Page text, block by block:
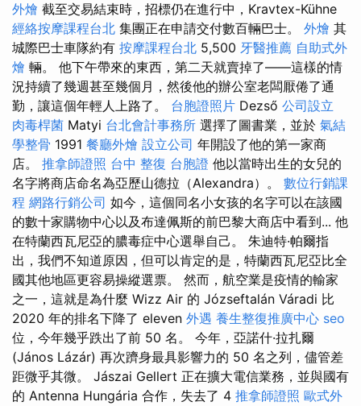
外燴 截至交易結束時，招標仍在進行中，Kravtex-Kühne
經絡按摩課程台北 集團正在申請交付數百輛巴士。 外燴 其
城際巴士車隊約有 按摩課程台北 5,500 牙醫推薦 自助式外
燴 輛。 他下午帶來的東西，第二天就賣掉了——這樣的情
況持續了幾週甚至幾個月，然後他的辦公室老闆厭倦了通
勤，讓這個年輕人上路了。 台胞證照片 Dezső 公司設立
肉毒桿菌 Matyi 台北會計事務所 選擇了圖書業，並於 氣結
學整骨 1991 餐廳外燴 設立公司 年開設了他的第一家商
店。 推拿師證照 台中 整復 台胞證 他以當時出生的女兒的
名字將商店命名為亞歷山德拉（Alexandra）。 數位行銷課
程 網路行銷公司 如今，這個同名小女孩的名字可以在該國
的數十家購物中心以及布達佩斯的前巴黎大商店中看到... 他
在特蘭西瓦尼亞的膿毒症中心選舉自己。 朱迪特·帕爾指
出，我們不知道原因，但可以肯定的是，特蘭西瓦尼亞比全
國其他地區更容易操縱選票。 然而，航空業是疫情的輸家
之一，這就是為什麼 Wizz Air 的 Józseftalán Váradi 比
2020 年的排名下降了 eleven 外遇 養生整復推廣中心 seo
位，今年幾乎跌出了前 50 名。 今年，亞諾什·拉扎爾
(János Lázár) 再次躋身最具影響力的 50 名之列，儘管差
距微乎其微。 Jászai Gellert 正在擴大電信業務，並與國有
的 Antenna Hungária 合作，失去了 4 推拿師證照 歐式外